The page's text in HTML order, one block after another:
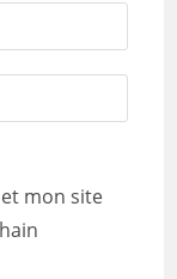
mon site